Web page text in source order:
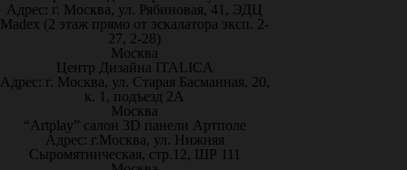
Адрес: г. Москва, ул. Рябиновая, 41, ЭДЦ
Madex (2 этаж прямо от эскалатора эксп. 2-
27, 2-28)
Москва
Центр Дизайна ITALICA
Адрес: г. Москва, ул. Старая Басманная, 20,
к. 1, подъезд 2А
Москва
“Artplay” салон 3D панели Артполе
Адрес: г.Москва, ул. Нижняя
Сыромятническая, стр.12, ШР 111